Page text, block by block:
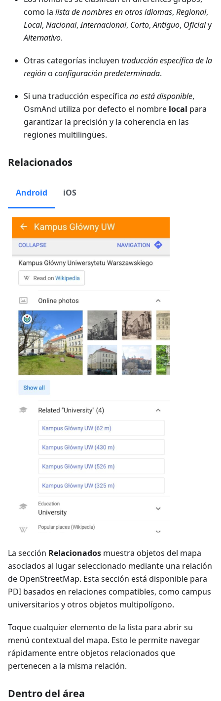
como la lista de nombres en otros idiomas, Regional,
Local, Nacional,Internacional, Corto,Antiguo, Oficialy
Alternativo.
Otras categorías incluyen traducción específica de la
regióno configuración predeterminada.
Si una traducción específica no está disponible,
OsmAnd utiliza por defecto el nombre local para
garantizar la precisión y la coherencia en las
regiones multilingües.
Relacionados
Android iOS
La sección Relacionados muestra objetos del mapa
asociados al lugar seleccionado mediante una relación
de OpenStreetMap. Esta sección está disponible para
PDI basados en relaciones compatibles, como campus
universitarios y otros objetos multipolígono.
Toque cualquier elemento de la lista para abrir su
menú contextual del mapa. Esto le permite navegar
rápidamente entre objetos relacionados que
pertenecen a la misma relación.
Dentro del área